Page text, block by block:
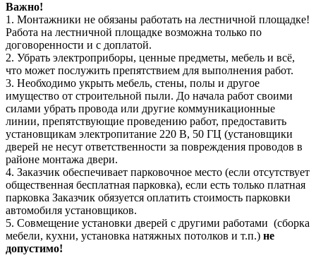
Важно!
1. Монтажники не обязаны работать на лестничной площадке!
Работа на лестничной площадке возможна только по
договоренности и с доплатой.
2. Убрать электроприборы, ценные предметы, мебель и всё,
что может послужить препятствием для выполнения работ.
3. Необходимо укрыть мебель, стены, полы и другое
имущество от строительной пыли. До начала работ своими
силами убрать провода или другие коммуникационные
линии, препятствующие проведению работ, предоставить
установщикам электропитание 220 В, 50 ГЦ (установщики
дверей не несут ответственности за повреждения проводов в
районе монтажа двери.
4. Заказчик обеспечивает парковочное место (если отсутствует
общественная бесплатная парковка), если есть только платная
парковка Заказчик обязуется оплатить стоимость парковки
автомобиля установщиков.
5. Совмещение установки дверей с другими работами (сборка
мебели, кухни, установка натяжных потолков и т.п.) не
допустимо!